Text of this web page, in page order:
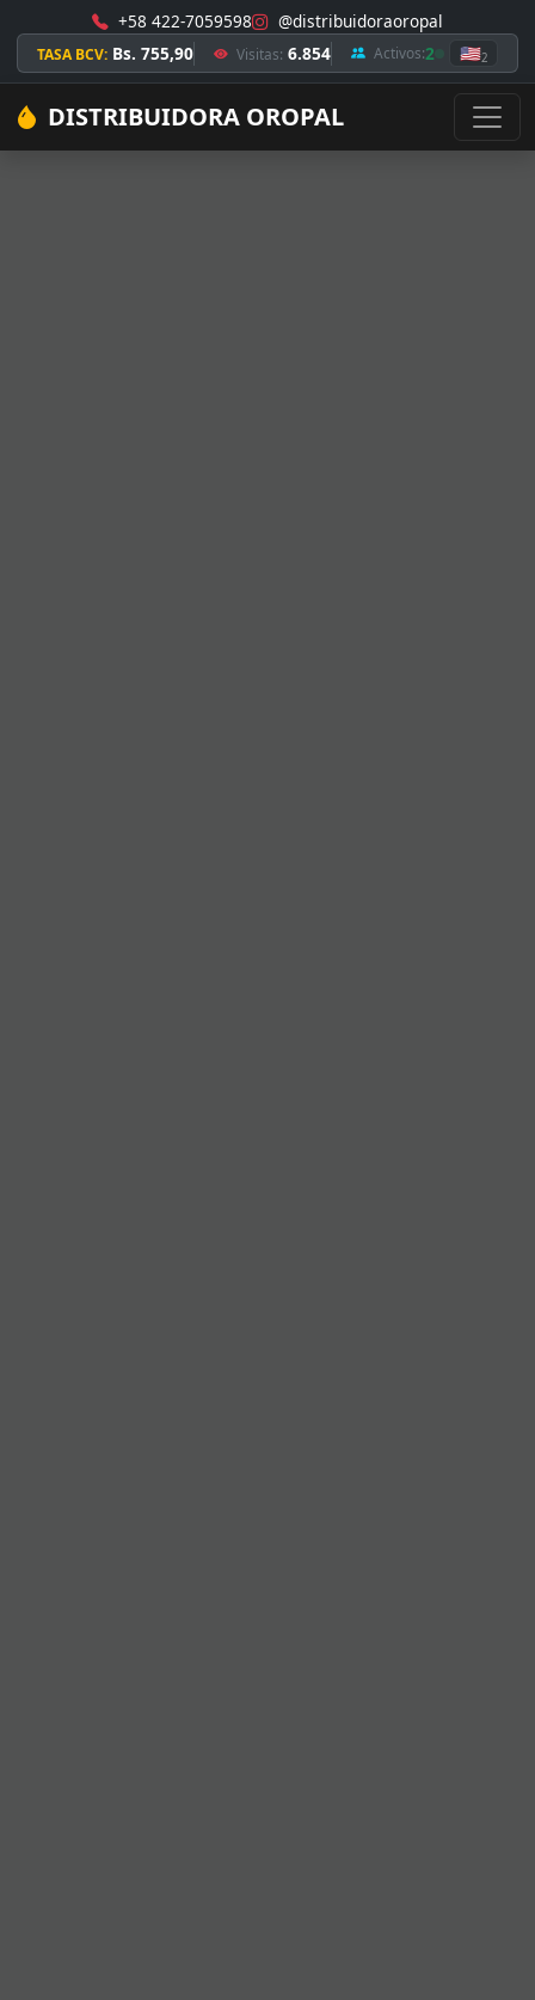
+58 422-7059598 @distribuidoraoropal
TASA BCV: Bs. 755,90 Visitas: 6.854 Activos:2 🇺🇸2
DISTRIBUIDORA OROPAL